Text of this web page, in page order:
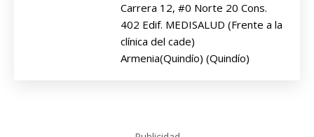
Carrera 12, #0 Norte 20 Cons.
402 Edif. MEDISALUD (Frente a la
clínica del cade)
Armenia(Quindío) (Quindío)